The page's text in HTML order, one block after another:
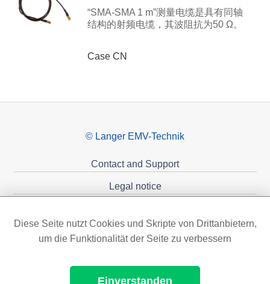
“SMA-SMA 1 m”测量电缆是具有同轴
结构的射频电缆，其波阻抗为50 Ω。
Case CN
© Langer EMV-Technik
Contact and Support
Legal notice
Diese Seite nutzt Cookies und Skripte von Drittanbietern,
um die Funktionalität der Seite zu verbessern
Einverstanden